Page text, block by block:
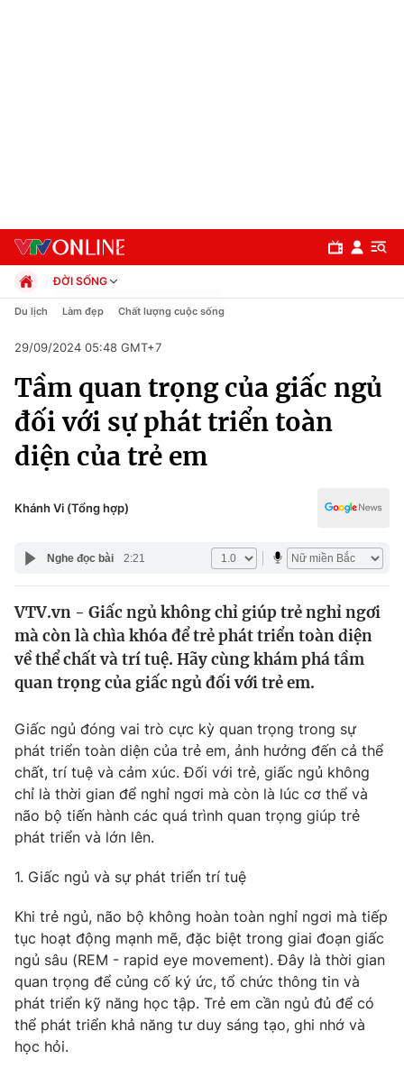
Chuyên mục
Chính trị
Xã hội
Pháp luật
Y tế
Thế giới
Tin tức
Thế giới đó đây
Câu chuyện quốc tế
Kinh tế
Thị trường
Góc doanh nghiệp
Dữ liệu và đời sống
Truyền hình
Phim VTV
Hậu trường
Nhân vật
Khán giả
Giải sao mai
Giải trí
Điện ảnh
Sao
Đời sống
Du lịch
Làm đẹp
Chất lượng cuộc sống
Giáo dục
Tuyển sinh
Học trực tuyến
Công nghệ
Hitech Công nghệ tương lai
Sản phẩm
Giao lưu trực tuyến
ĐỜI SỐNG
Chính trị
Pháp luật
Kinh tế
Thể thao
Truyền hình
Văn hóa - Giải trí
Công nghệ
Du lịch Làm đẹp Chất lượng cuộc sống
29/09/2024 05:48 GMT+7
Tầm quan trọng của giấc ngủ
đối với sự phát triển toàn
diện của trẻ em
Khánh Vi (Tổng hợp)
Nghe đọc bài 2:21
VTV.vn - Giấc ngủ không chỉ giúp trẻ nghỉ ngơi
mà còn là chìa khóa để trẻ phát triển toàn diện
về thể chất và trí tuệ. Hãy cùng khám phá tầm
quan trọng của giấc ngủ đối với trẻ em.
Giấc ngủ đóng vai trò cực kỳ quan trọng trong sự
phát triển toàn diện của trẻ em, ảnh hưởng đến cả thể
chất, trí tuệ và cảm xúc. Đối với trẻ, giấc ngủ không
chỉ là thời gian để nghỉ ngơi mà còn là lúc cơ thể và
não bộ tiến hành các quá trình quan trọng giúp trẻ
phát triển và lớn lên.
1. Giấc ngủ và sự phát triển trí tuệ
Khi trẻ ngủ, não bộ không hoàn toàn nghỉ ngơi mà tiếp
tục hoạt động mạnh mẽ, đặc biệt trong giai đoạn giấc
ngủ sâu (REM - rapid eye movement). Đây là thời gian
quan trọng để củng cố ký ức, tổ chức thông tin và
phát triển kỹ năng học tập. Trẻ em cần ngủ đủ để có
thể phát triển khả năng tư duy sáng tạo, ghi nhớ và
học hỏi.